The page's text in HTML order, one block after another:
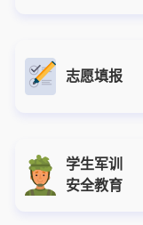
志愿填报
学生军训
安全教育